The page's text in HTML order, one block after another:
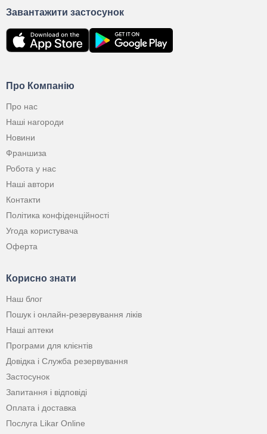
Про Компанію
Про нас
Наші нагороди
Новини
Франшиза
Робота у нас
Наші автори
Контакти
Політика конфіденційності
Угода користувача
Оферта
Корисно знати
Наш блог
Пошук і онлайн-резервування ліків
Наші аптеки
Програми для клієнтів
Довідка і Служба резервування
Застосунок
Запитання і відповіді
Оплата і доставка
Послуга Likar Online
Завантажити застосунок